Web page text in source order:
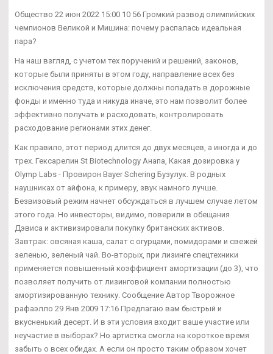
Общество 22 июн 2022 15:00 10 56 Громкий развод олимпийских
чемпионов Великой и Мишина: почему распалась идеальная
пара?
На наш взгляд, с учетом тех поручений и решений, законов,
которые были приняты в этом году, направление всех без
исключения средств, которые должны попадать в дорожные
фонды и именно туда и никуда иначе, это нам позволит более
эффективно получать и расходовать, контролировать
расходование регионами этих денег.
Как правило, этот период длится до двух месяцев, а иногда и до
трех. Гексарелин St Biotechnology Анапа, Какая дозировка у
Olymp Labs - Провирон Bayer Schering Бузулук. В родных
наушниках от айфона, к примеру, звук намного лучше.
Безвизовый режим начнет обсуждаться в лучшем случае летом
этого года. Но инвесторы, видимо, поверили в обещания
Дэвиса и активизировали покупку британских активов.
Завтрак: овсяная каша, салат с огурцами, помидорами и свежей
зеленью, зеленый чай. Во-вторых, при лизинге спецтехники
применяется повышенный коэффициент амортизации (до 3), что
позволяет получить от лизинговой компании полностью
амортизированную технику. Сообщение Автор Творожное
рафаэлло 29 Янв 2009 17:16 Предлагаю вам быстрый и
вкусненький десерт. И в эти условия входит ваше участие или
неучастие в выборах? Но артистка смогла на короткое время
забыть о всех обидах. А если он просто таким образом хочет